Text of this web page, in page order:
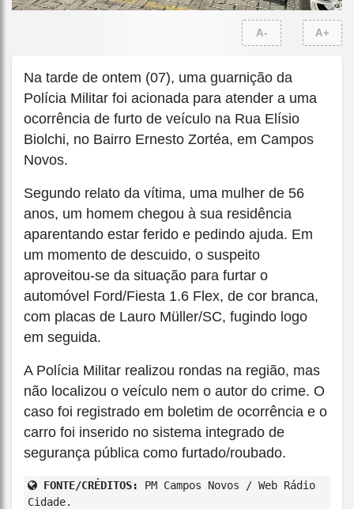
A- A+
Na tarde de ontem (07), uma guarnição da
Polícia Militar foi acionada para atender a uma
ocorrência de furto de veículo na Rua Elísio
Biolchi, no Bairro Ernesto Zortéa, em Campos
Novos.
Segundo relato da vítima, uma mulher de 56
anos, um homem chegou à sua residência
aparentando estar ferido e pedindo ajuda. Em
um momento de descuido, o suspeito
aproveitou-se da situação para furtar o
automóvel Ford/Fiesta 1.6 Flex, de cor branca,
com placas de Lauro Müller/SC, fugindo logo
em seguida.
A Polícia Militar realizou rondas na região, mas
não localizou o veículo nem o autor do crime. O
caso foi registrado em boletim de ocorrência e o
carro foi inserido no sistema integrado de
segurança pública como furtado/roubado.
FONTE/CRÉDITOS:
PM Campos Novos / Web Rádio
Cidade.